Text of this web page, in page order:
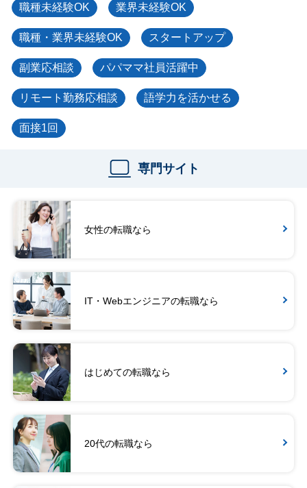
職種未経験OK 業界未経験OK
職種・業界未経験OK スタートアップ
副業応相談 パパママ社員活躍中
リモート勤務応相談 語学力を活かせる
面接1回
専門サイト
女性の転職なら
IT・Webエンジニアの転職なら
はじめての転職なら
20代の転職なら